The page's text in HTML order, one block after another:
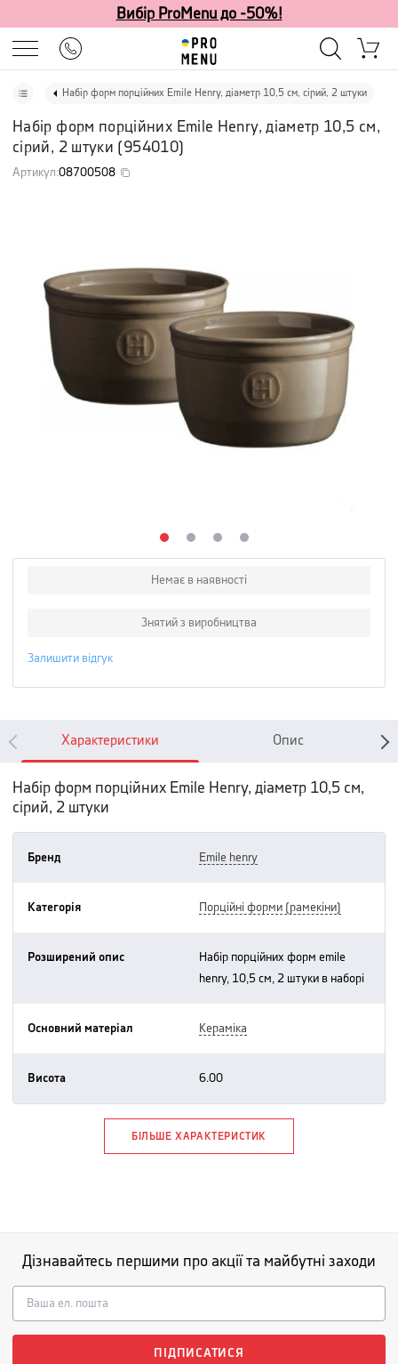
Вибір ProMenu до -50%!
Набір форм порційних Emile Henry, діаметр 10,5 см, сірий, 2 штуки
Набір форм порційних Emile Henry, діаметр 10,5 см,
сірий, 2 штуки (954010)
Артикул:08700508
Немає в наявності
Знятий з виробництва
Залишити відгук
Характеристики Опис
Набір форм порційних Emile Henry, діаметр 10,5 см,
сірий, 2 штуки
Бренд emile henry
Категорія порційні форми (рамекіни)
Розширений опис
набір порційних форм emile
henry, 10,5 см, 2 штуки в наборі
Основний матеріал кераміка
Висота 6.00
БІЛЬШЕ ХАРАКТЕРИСТИК
Дізнавайтесь першими про акції та майбутні заходи
ПІДПИСАТИСЯ